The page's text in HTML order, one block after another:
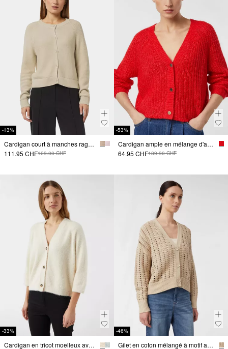
-13%
Cardigan court à manches raglan
111.95 CHF129.00 CHF
-53%
Cardigan ample en mélange d'alpaga
64.95 CHF139.90 CHF
-33%
Cardigan en tricot moelleux avec manches 3/4
-46%
Gilet en coton mélangé à motif ajouré